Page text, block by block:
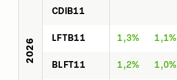
2026
CDIB11
LFTB11 1,3% 1,1%
BLFT11 1,2% 1,0%